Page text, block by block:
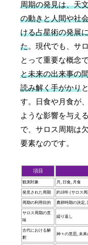
周期の発見は、天
の動きと人間や社
ける占星術の発展
た。現代でも、サ
とって重要な概念
と未来の出来事の
読み解く手がかり
す。日食や月食が
ような影響を与え
で、サロス周期は
要素なのです。
項目
観測対象 月, 日食, 月食
発見された周期 約18年 (サロス
周期の利用目的 農耕時期の決定,
サロス周期の意
味
繰り返し
古代における解
釈
神々の意思, 未来